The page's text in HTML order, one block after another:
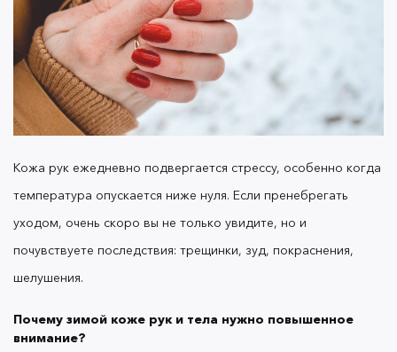
1) Самое очевидное —мороз. Холодный сухой
воздух провоцирует нарушения в работе
защитного слоя кожи. В результате поверхность
кожи получает меньше питательных веществ, что
приводит к обезвоживанию, шелушениям и
сухости.
2) Второй фактор-провокатор —горячая вода
ниже температура, тем горячее вода в ванной: в
кипятке. Для поддержания нормального
функционирования верхних слоев кожи важно
Кожа рук ежедневно подвергается стрессу, особенно когда
температура опускается ниже нуля. Если пренебрегать
уходом, очень скоро вы не только увидите, но и
почувствуете последствия: трещинки, зуд, покраснения,
шелушения.
Почему зимой коже рук и тела нужно повышенное
внимание?